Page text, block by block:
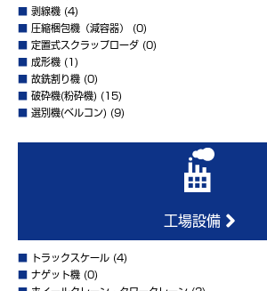
剥線機 (4)
圧縮梱包機（減容器）
(0)
定置式スクラップローダ (0)
成形機 (1)
故銑割り機 (0)
破砕機(粉砕機) (15)
選別機(ベルコン) (9)
工場設備
トラックスケール (4)
ナゲット機 (0)